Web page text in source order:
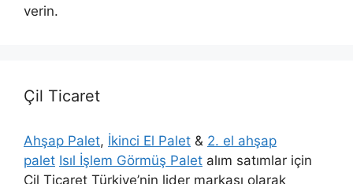
verin.
Çil Ticaret
Ahşap Palet, İkinci El Palet & 2. el ahşap
palet Isıl İşlem Görmüş Palet alım satımlar için
Çil Ticaret Türkiye’nin lider markası olarak